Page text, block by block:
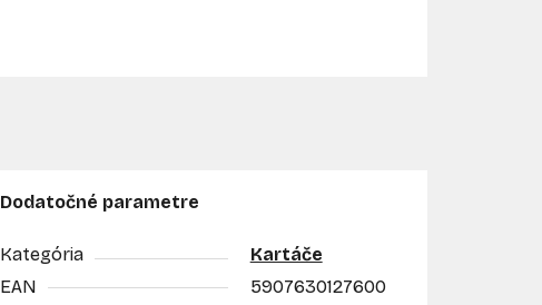
Dodatočné parametre
Kategória
Kartáče
EAN
5907630127600